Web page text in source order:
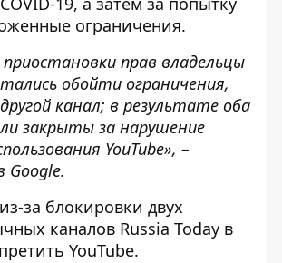
ограничения.
прав владельцы
обойти ограничения,
другой канал; в результате оба
закрыты за нарушение
YouTube», –
Google.
за блокировки двух
каналов Russia Today в
YouTube.